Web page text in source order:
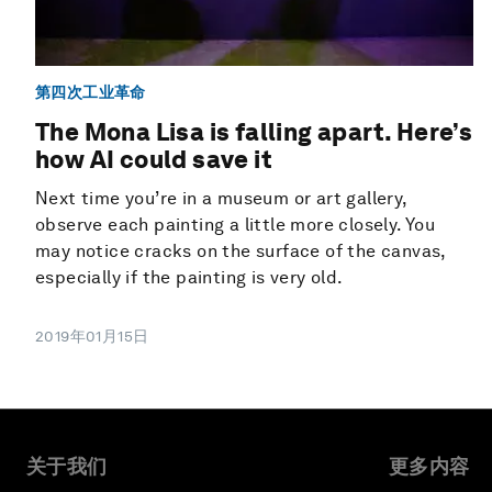
第四次工业革命
The Mona Lisa is falling apart. Here’s
how AI could save it
Next time you’re in a museum or art gallery,
observe each painting a little more closely. You
may notice cracks on the surface of the canvas,
especially if the painting is very old.
2019年01月15日
关于我们 更多内容